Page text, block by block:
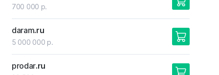
700 000 р.
daram.ru
5 000 000 р.
prodar.ru